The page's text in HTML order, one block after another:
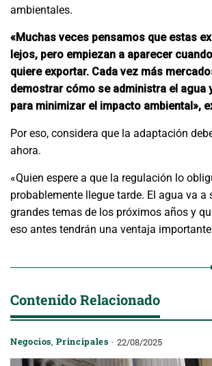
ambientales.
«Muchas veces pensamos que estas
lejos, pero empiezan a aparecer
quiere exportar. Cada vez más
demostrar cómo se administra el agua
para minimizar el impacto ambiental»,
Por eso, considera que la adaptación
ahora.
«Quien espere a que la regulación lo
probablemente llegue tarde. El agua va a
grandes temas de los próximos años y
eso antes tendrán una ventaja
Contenido Relacionado
Negocios,Principales 22/08/2025